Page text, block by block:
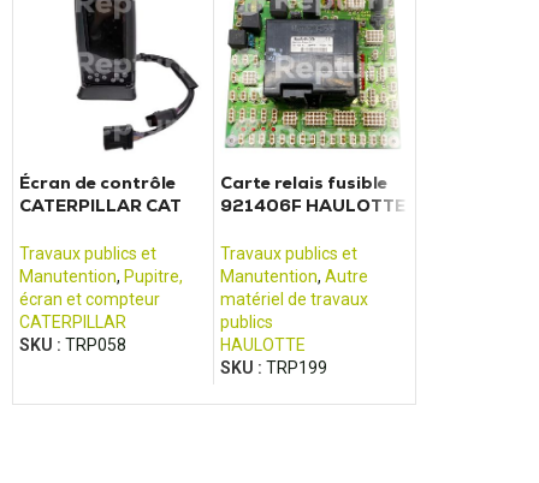
Écran de contrôle
CATERPILLAR CAT
325D 330D
Travaux publics et
Manutention, Pupitre,
écran et compteur
CATERPILLAR
SKU : TRP058
Carte relais fusible
921406F HAULOTTE
HA16xxx
Travaux publics et
Manutention, Autre
matériel de travaux
publics
HAULOTTE
SKU : TRP199